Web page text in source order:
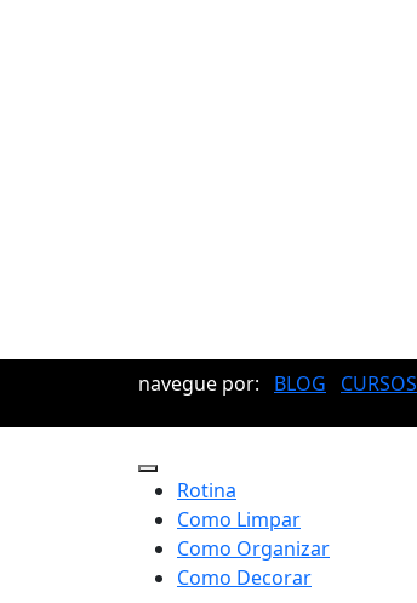
navegue por: BLOG CURSOS
Rotina
Como Limpar
Como Organizar
Como Decorar